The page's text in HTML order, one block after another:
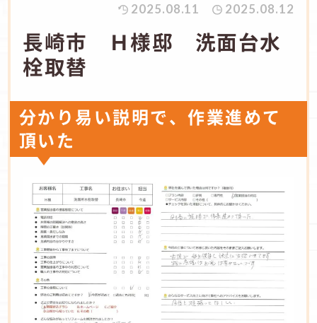
2025.08.11 2025.08.12
長崎市 Ｈ様邸 洗面台水
栓取替
分かり易い説明で、作業進めて
頂いた